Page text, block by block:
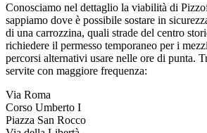
Conosciamo nel dettaglio la viabilità di
sappiamo dove è possibile sostare in
di una carrozzina, quali strade del centro
richiedere il permesso temporaneo per i
percorsi alternativi usare nelle ore di punta.
servite con maggiore frequenza:
Via Roma
Corso Umberto I
Piazza San Rocco